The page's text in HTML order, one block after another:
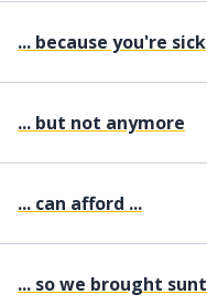
... because you're sick
... but not anymore
... can afford ...